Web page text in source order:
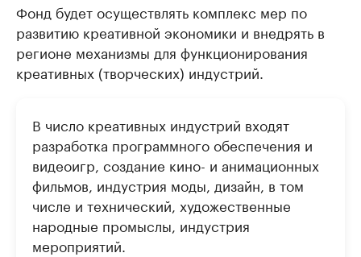
Фонд будет осуществлять комплекс мер по
развитию креативной экономики и внедрять в
регионе механизмы для функционирования
креативных (творческих) индустрий.
В число креативных индустрий входят
разработка программного обеспечения и
видеоигр, создание кино- и анимационных
фильмов, индустрия моды, дизайн, в том
числе и технический, художественные
народные промыслы, индустрия
мероприятий.